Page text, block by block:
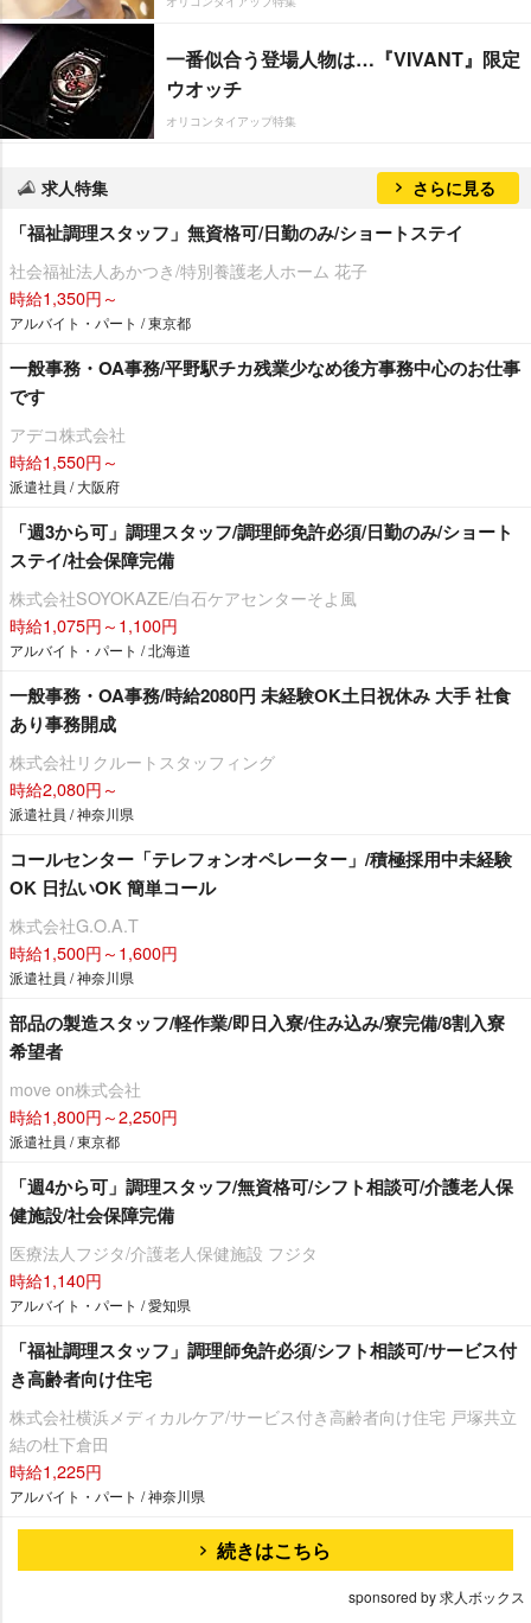
一番似合う登場人物は…『VIVANT』限定
ウオッチ
オリコンタイアップ特集
求人特集 さらに見る
「福祉調理スタッフ」無資格可/日勤のみ/ショートステイ
社会福祉法人あかつき/特別養護老人ホーム 花子
時給1,350円～
アルバイト・パート / 東京都
一般事務・OA事務/平野駅チカ残業少なめ後方事務中心のお仕事
です
アデコ株式会社
時給1,550円～
派遣社員 / 大阪府
「週3から可」調理スタッフ/調理師免許必須/日勤のみ/ショート
ステイ/社会保障完備
株式会社SOYOKAZE/白石ケアセンターそよ風
時給1,075円～1,100円
アルバイト・パート / 北海道
一般事務・OA事務/時給2080円 未経験OK土日祝休み 大手 社食
あり事務開成
株式会社リクルートスタッフィング
時給2,080円～
派遣社員 / 神奈川県
コールセンター「テレフォンオペレーター」/積極採用中未経験
OK 日払いOK 簡単コール
株式会社G.O.A.T
時給1,500円～1,600円
派遣社員 / 神奈川県
部品の製造スタッフ/軽作業/即日入寮/住み込み/寮完備/8割入寮
希望者
move on株式会社
時給1,800円～2,250円
派遣社員 / 東京都
「週4から可」調理スタッフ/無資格可/シフト相談可/介護老人保
健施設/社会保障完備
医療法人フジタ/介護老人保健施設 フジタ
時給1,140円
アルバイト・パート / 愛知県
「福祉調理スタッフ」調理師免許必須/シフト相談可/サービス付
き高齢者向け住宅
株式会社横浜メディカルケア/サービス付き高齢者向け住宅 戸塚共立
結の杜下倉田
時給1,225円
アルバイト・パート / 神奈川県
続きはこちら
sponsored by 求人ボックス